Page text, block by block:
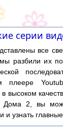
серии
все
разбили их
плеере
высоком
2, вы
и узнать